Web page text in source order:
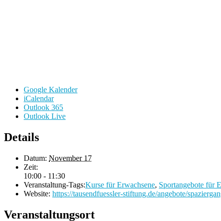
Google Kalender
iCalendar
Outlook 365
Outlook Live
Details
Datum: November 17
Zeit:
10:00 - 11:30
Veranstaltung-Tags:Kurse für Erwachsene, Sportangebote für
Website: https://tausendfuessler-stiftung.de/angebote/
Veranstaltungsort